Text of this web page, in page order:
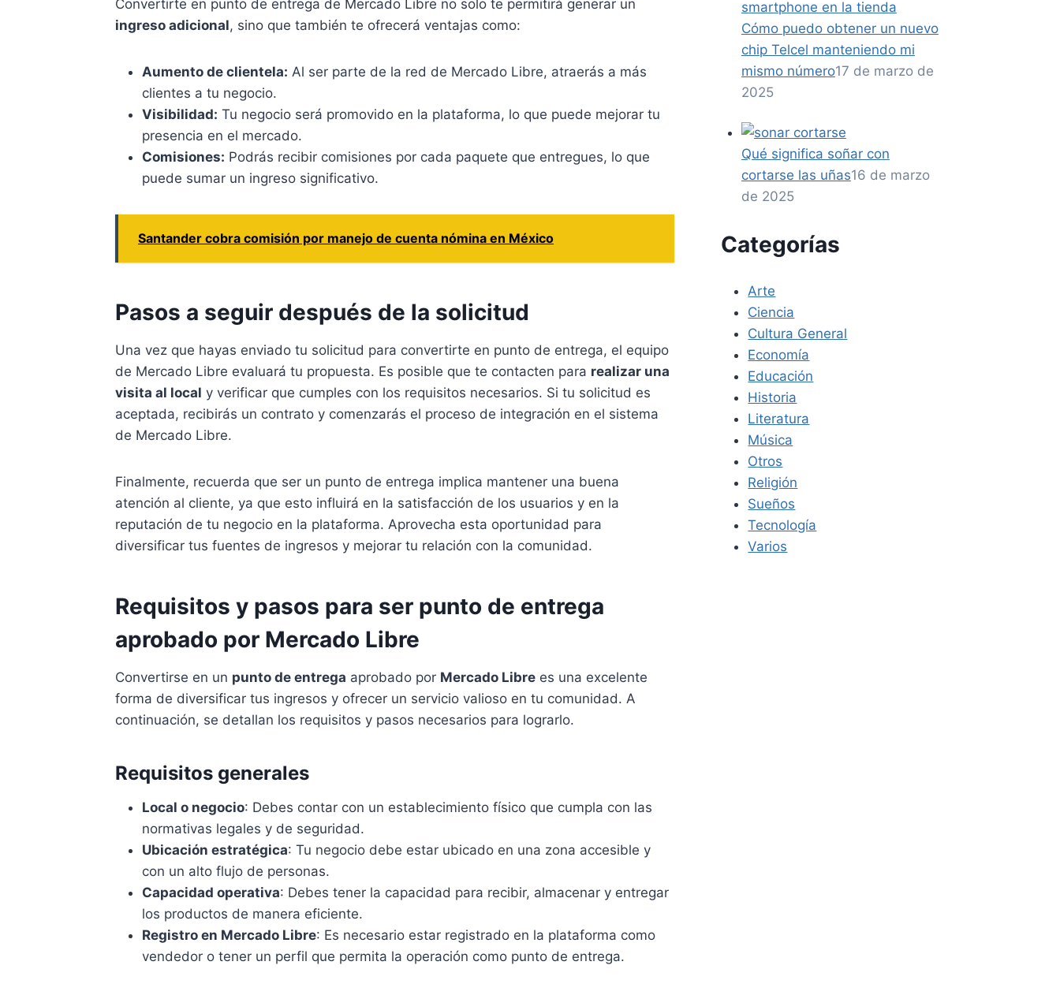
Convertirte en punto de entrega de Mercado Libre no solo te permitirá generar un
ingreso adicional, sino que también te ofrecerá ventajas como:
Aumento de clientela: Al ser parte de la red de Mercado Libre, atraerás a más
clientes a tu negocio.
Visibilidad: Tu negocio será promovido en la plataforma, lo que puede mejorar tu
presencia en el mercado.
Comisiones: Podrás recibir comisiones por cada paquete que entregues, lo que
puede sumar un ingreso significativo.
Santander cobra comisión por manejo de cuenta nómina en México
Pasos a seguir después de la solicitud
Una vez que hayas enviado tu solicitud para convertirte en punto de entrega, el equipo
de Mercado Libre evaluará tu propuesta. Es posible que te contacten para realizar una
visita al local y verificar que cumples con los requisitos necesarios. Si tu solicitud es
aceptada, recibirás un contrato y comenzarás el proceso de integración en el sistema
de Mercado Libre.
Finalmente, recuerda que ser un punto de entrega implica mantener una buena
atención al cliente, ya que esto influirá en la satisfacción de los usuarios y en la
reputación de tu negocio en la plataforma. Aprovecha esta oportunidad para
diversificar tus fuentes de ingresos y mejorar tu relación con la comunidad.
Requisitos y pasos para ser punto de entrega
aprobado por Mercado Libre
Convertirse en un punto de entrega aprobado por Mercado Libre es una excelente
forma de diversificar tus ingresos y ofrecer un servicio valioso en tu comunidad. A
continuación, se detallan los requisitos y pasos necesarios para lograrlo.
Requisitos generales
Local o negocio: Debes contar con un establecimiento físico que cumpla con las
normativas legales y de seguridad.
Ubicación estratégica: Tu negocio debe estar ubicado en una zona accesible y
con un alto flujo de personas.
Capacidad operativa: Debes tener la capacidad para recibir, almacenar y entregar
los productos de manera eficiente.
Registro en Mercado Libre: Es necesario estar registrado en la plataforma como
vendedor o tener un perfil que permita la operación como punto de entrega.
Cómo puedo obtener un nuevo
chip Telcel manteniendo mi
mismo número17 de marzo de
2025
Qué significa soñar con
cortarse las uñas16 de marzo
de 2025
Categorías
Arte
Ciencia
Cultura General
Economía
Educación
Historia
Literatura
Música
Otros
Religión
Sueños
Tecnología
Varios